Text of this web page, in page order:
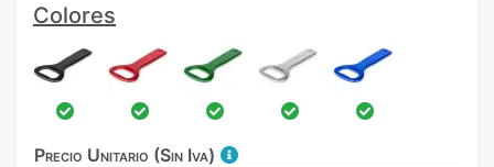
Colores
Precio Unitario (Sin Iva)